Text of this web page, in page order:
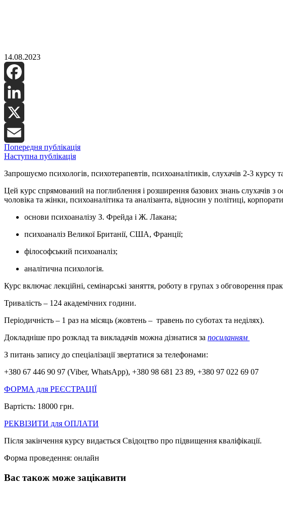
14.08.2023
Facebook
LinkedIn
X
Email
Попередня публікація
Наступна публікація
Запрошуємо психологів, психотерапевтів, психоаналітиків, слухачів 2-3 курсу
Цей курс спрямований на поглиблення і розширення базових знань слухачів з
чоловіка та жінки, психоаналітика та аналізанта, відносин у політиці,
основи психоаналізу З. Фрейда і Ж. Лакана;
психоаналіз Великої Британії, США, Франції;
філософський психоаналіз;
аналітична психологія.
Курс включає лекційні, семінарські заняття, роботу в групах з обговорення
Тривалість – 124 академічних години.
Періодичність – 1 раз на місяць (жовтень – травень по суботах та неділях).
Докладніше про розклад та викладачів можна дізнатися за посиланням
З питань запису до спеціалізації звертатися за телефонами:
+380 67 446 90 97 (Viber, WhatsApp), +380 98 681 23 89, +380 97 022 69 07
ФОРМА для РЕЄСТРАЦІЇ
Вартість: 18000 грн.
РЕКВІЗИТИ для ОПЛАТИ
Після закінчення курсу видається Свідоцтво про підвищення кваліфікації.
Форма проведення: онлайн
Вас також може зацікавити